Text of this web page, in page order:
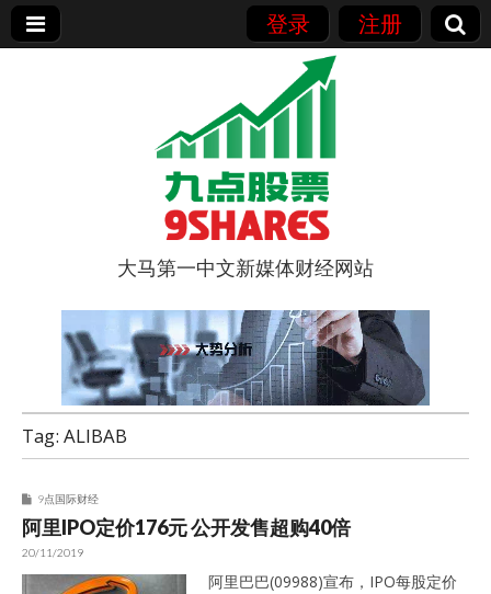
登录 注册
9点股票
大马第一中文新媒体财经网站
Tag: ALIBAB
9点国际财经
阿里IPO定价176元 公开发售超购40倍
20/11/2019
阿里巴巴(09988)宣布，IPO每股定价